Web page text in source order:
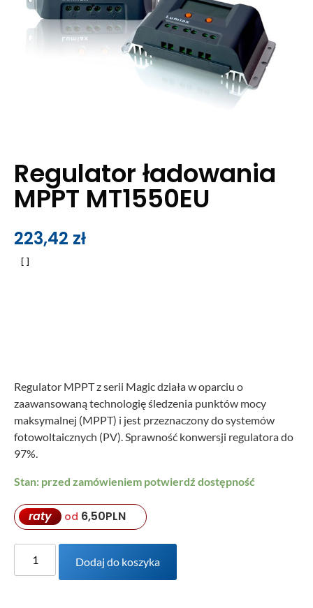
Regulator ładowania
MPPT MT1550EU
223,42 zł
Regulator MPPT z serii Magic działa w oparciu o
zaawansowaną technologię śledzenia punktów mocy
maksymalnej (MPPT) i jest przeznaczony do systemów
fotowoltaicznych (PV). Sprawność konwersji regulatora do
97%.
Stan: przed zamówieniem potwierdź dostępność
raty od 6,50PLN
Dodaj do koszyka